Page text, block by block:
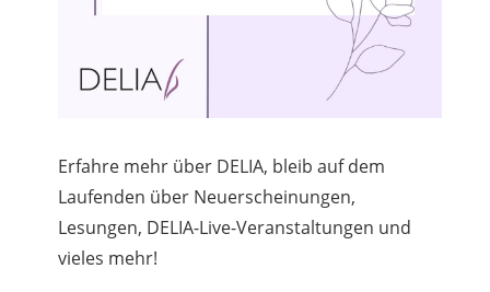
Erfahre mehr über DELIA, bleib auf dem
Laufenden über Neuerscheinungen,
Lesungen, DELIA-Live-Veranstaltungen und
vieles mehr!